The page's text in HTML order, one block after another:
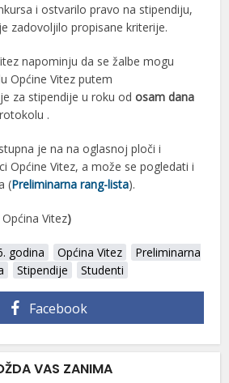
i ostvarilo pravo na stipendiju,
zadovoljilo propisane kriterije.
napominju da se žalbe mogu
Općine Vitez putem
za stipendije u roku odosam dana
.
je na na oglasnoj ploči i
Općine Vitez, a može se pogledati i
(Preliminarna rang-lista).
Općina Vitez)
godina Općina Vitez
Preliminarna
Stipendije Studenti
Facebook
VAS ZANIMA